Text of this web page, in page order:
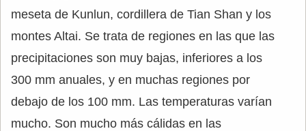
meseta de Kunlun, cordillera de Tian Shan y los
montes Altai. Se trata de regiones en las que las
precipitaciones son muy bajas, inferiores a los
300 mm anuales, y en muchas regiones por
debajo de los 100 mm. Las temperaturas varían
mucho. Son mucho más cálidas en las